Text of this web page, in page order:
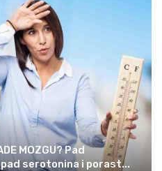
MOZGU? Pad
serotonina i porast...